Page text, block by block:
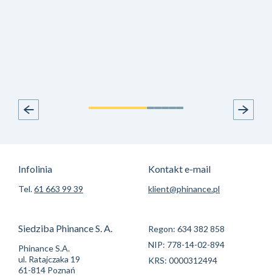
Infolinia
Tel.61 663 99 39
Kontakt e-mail
klient@phinance.pl
Siedziba Phinance S. A.
Phinance S.A.
ul. Ratajczaka 19
61-814 Poznań
Regon: 634 382 858
NIP: 778-14-02-894
KRS: 0000312494